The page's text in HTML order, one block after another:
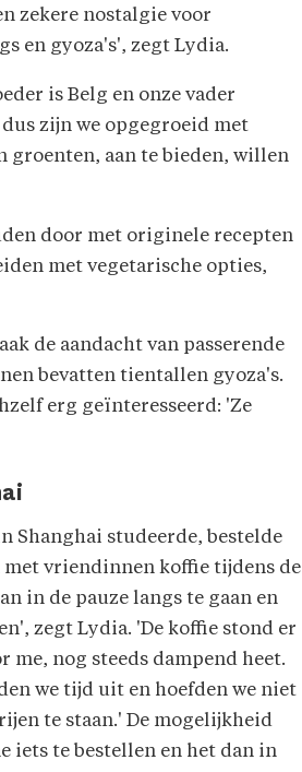
zekere nostalgie voor
en gyoza's', zegt Lydia.
is Belg en onze vader
dus zijn we opgegroeid met
groenten, aan te bieden, willen
door met originele recepten
met vegetarische opties,
de aandacht van passerende
bevatten tientallen gyoza's.
erg geïnteresseerd: 'Ze
Shanghai studeerde, bestelde
met vriendinnen koffie tijdens de
in de pauze langs te gaan en
zegt Lydia. 'De koffie stond er
me, nog steeds dampend heet.
we tijd uit en hoefden we niet
te staan.' De mogelijkheid
iets te bestellen en het dan in